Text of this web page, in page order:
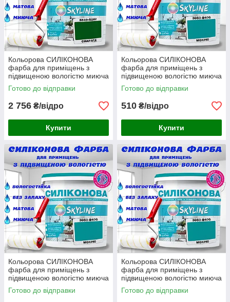
Кольорова СИЛІКОНОВА
фарба для приміщень з
підвищеною вологістю миюча
протигрибкова матова емаль
SkyLine Смарагдова 5 л
Готово до відправки
2 756 ₴/відро
Купити
Кольорова СИЛІКОНОВА
фарба для приміщень з
підвищеною вологістю миюча
протигрибкова матова емаль
SkyLine Мохріс 1 л
Готово до відправки
510 ₴/відро
Купити
Кольорова СИЛІКОНОВА
фарба для приміщень з
підвищеною вологістю миюча
протигрибкова матова емаль
SkyLine Мохріс 3 л
Готово до відправки
Кольорова СИЛІКОНОВА
фарба для приміщень з
підвищеною вологістю миюча
протигрибкова матова емаль
SkyLine Мохріс 5 л
Готово до відправки